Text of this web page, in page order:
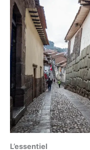
L’essentiel